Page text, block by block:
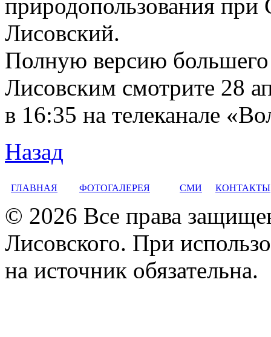
природопользования
Лисовский.
Полную версию
Лисовским смотрите 28
в 16:35 на телеканале
Назад
ГЛАВНАЯ ФОТОГАЛЕРЕЯ СМИ КОНТАКТЫ
© 2026 Все права
Лисовского. При
на источник обязательна.